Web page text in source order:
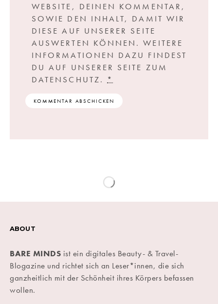
WEBSITE, DEINEN KOMMENTAR,
SOWIE DEN INHALT, DAMIT WIR
DIESE AUF UNSERER SEITE
AUSWERTEN KÖNNEN. WEITERE
INFORMATIONEN DAZU FINDEST
DU AUF UNSERER SEITE ZUM
DATENSCHUTZ. *
ABOUT
BARE MINDS ist ein digitales Beauty- & Travel-
Blogazine und richtet sich an Leser*innen, die sich
ganzheitlich mit der Schönheit ihres Körpers befassen
wollen.